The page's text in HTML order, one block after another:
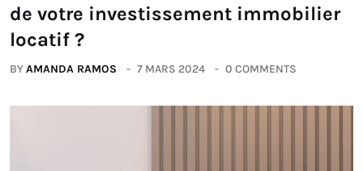
de votre investissement immobilier
locatif ?
BYAMANDA RAMOS 7 MARS 2024 0 COMMENTS